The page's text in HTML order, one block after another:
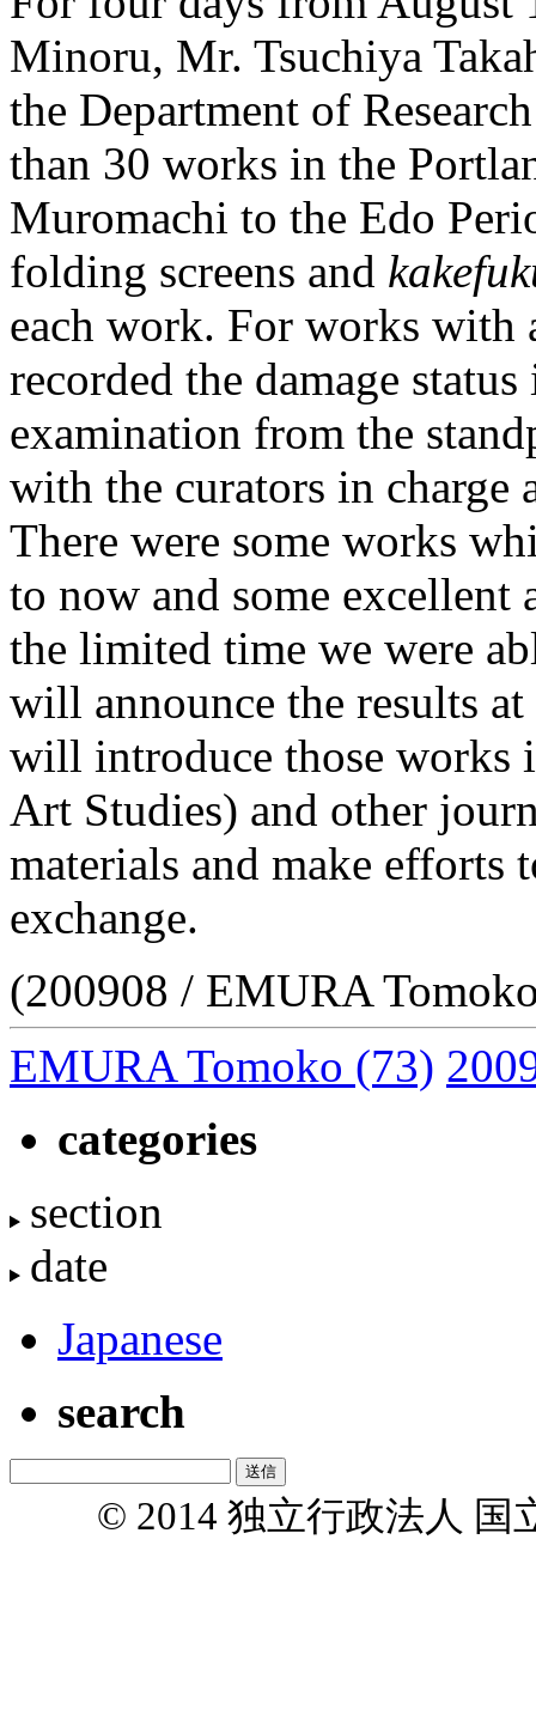
Minoru, Mr. Tsuchiya
the Department of
than 30 works in the
Muromachi to the Edo
folding screens and
each work. For works with
recorded the damage
examination from the
with the curators in charge
There were some works
to now and some excellent
the limited time we were
will announce the results
will introduce those works
Art Studies) and other
materials and make efforts
exchange.
(200908 / EMURA
EMURA Tomoko (73)
categories
section
date
Japanese
search
© 2014 独立行政法人 国